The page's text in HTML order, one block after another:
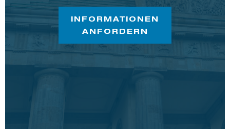
INFORMATIONEN
ANFORDERN